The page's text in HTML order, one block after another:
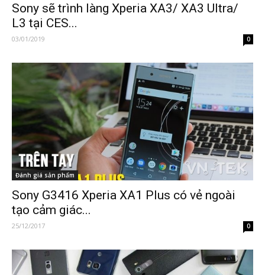
Sony sẽ trình làng Xperia XA3/ XA3 Ultra/
L3 tại CES...
03/01/2019 0
Đánh giá sản phẩm
Sony G3416 Xperia XA1 Plus có vẻ ngoài
tạo cảm giác...
25/12/2017 0